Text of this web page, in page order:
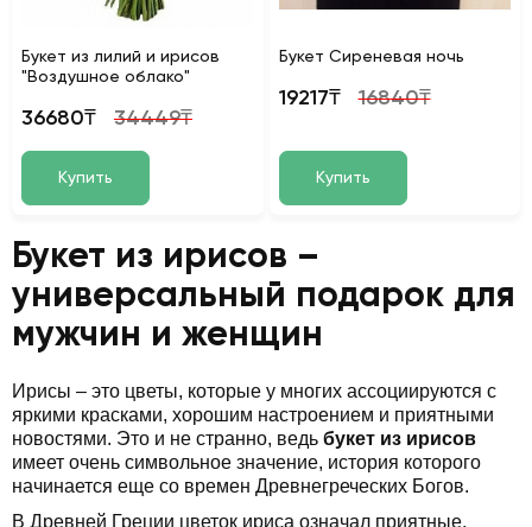
Букет из лилий и ирисов
"Воздушное облако"
36680₸ 34449₸
Купить
Букет Сиреневая ночь
19217₸ 16840₸
Купить
Букет из ирисов –
универсальный подарок для
мужчин и женщин
Ирисы – это цветы, которые у многих ассоциируются с
яркими красками, хорошим настроением и приятными
новостями. Это и не странно, ведь букет из ирисов
имеет очень символьное значение, история которого
начинается еще со времен Древнегреческих Богов.
В Древней Греции цветок ириса означал приятные,